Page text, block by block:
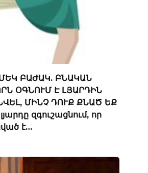
ԲԱԺԱԿ. ԲՆԱԿԱՆ
ՕԳՆՈՒՄ Է ԼՅԱՐԴԻՆ
ՄԻՆՉ ԴՈՒՔ ՔՆԱԾ ԵՔ
զգուշացնում, որ
է…